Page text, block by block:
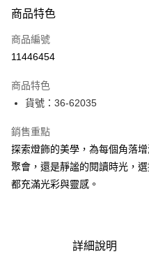
信用卡一次付款
LINE Pay
街口支付
悠遊付
Google Pay
全盈+PAY
AFTEE先享後付是「在收到商品之
商品特色
商品編號
11446454
商品特色
貨號：36-62035
銷售重點
探索燈飾的美學，為每個角落
聚會，還是靜謐的閱讀時光，
都充滿光彩與靈感。
詳細說明